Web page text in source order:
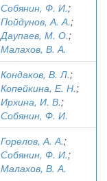
Собянин, Ф. И.;
Пойдунов, А. А.;
Даупаев, М. О.;
Малахов, В. А.
Кондаков, В. Л.;
Копейкина, Е. Н.;
Ирхина, И. В.;
Собянин, Ф. И.
Горелов, А. А.;
Собянин, Ф. И.;
Малахов, В. А.